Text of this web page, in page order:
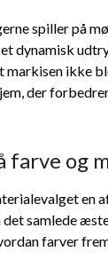
spiller på
dynamisk
markisen ikke
der
farve og
en
samlede
farver